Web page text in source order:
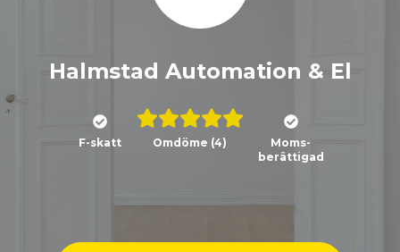
Halmstad Automation & El
F-skatt Omdöme (4)
Moms-
berättigad